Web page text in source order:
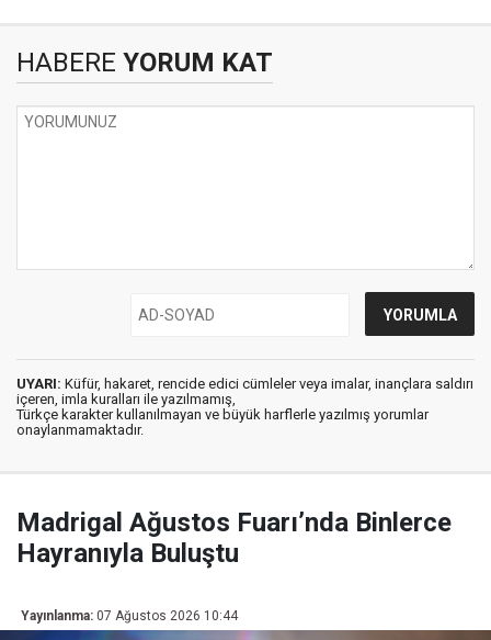
HABERE YORUM KAT
UYARI: Küfür, hakaret, rencide edici cümleler veya imalar, inançlara saldırı
içeren, imla kuralları ile yazılmamış,
Türkçe karakter kullanılmayan ve büyük harflerle yazılmış yorumlar
onaylanmamaktadır.
Madrigal Ağustos Fuarı’nda Binlerce
Hayranıyla Buluştu
Yayınlanma: 07 Ağustos 2026 10:44